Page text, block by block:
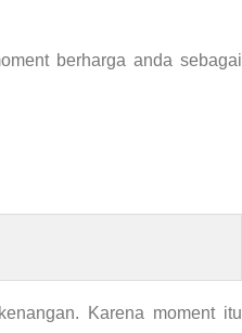
berharga anda sebagai
Karena moment itu